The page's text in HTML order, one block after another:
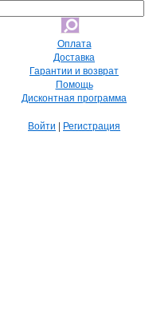
Оплата
Доставка
Гарантии и возврат
Помощь
Дисконтная программа
Войти | Регистрация